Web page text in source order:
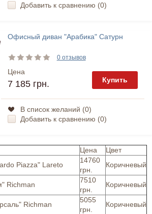
Добавить к сравнению (0)
Офисный диван "Арабика" Сатурн
0 отзывов
Цена
7 185 грн. Купить
В список желаний (0)
Добавить к сравнению (0)
Цена
Цвет
Piazza" Lareto
14760
грн.
Коричневый
Richman
7510
грн.
Коричневый
Richman
5055
грн.
Коричневый